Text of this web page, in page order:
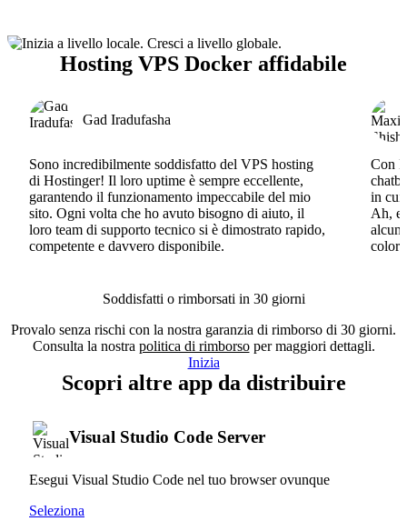
Hosting VPS Docker affidabile
Gad Iradufasha
Sono incredibilmente soddisfatto del VPS hosting
di Hostinger! Il loro uptime è sempre eccellente,
garantendo il funzionamento impeccabile del mio
sito. Ogni volta che ho avuto bisogno di aiuto, il
loro team di supporto tecnico si è dimostrato rapido,
competente e davvero disponibile.
Con
in cui
Ah, e
alcun
Soddisfatti o rimborsati in 30 giorni
Provalo senza rischi con la nostra garanzia di rimborso di 30 giorni.
Consulta la nostra politica di rimborsoper maggiori dettagli.
Inizia
Scopri altre app da distribuire
Visual Studio Code Server
Esegui Visual Studio Code nel tuo browser ovunque
Seleziona